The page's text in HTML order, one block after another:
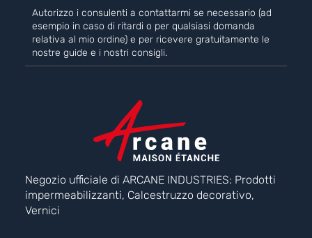
Autorizzo i consulenti a contattarmi se necessario (ad
esempio in caso di ritardi o per qualsiasi domanda
relativa al mio ordine) e per ricevere gratuitamente le
nostre guide e i nostri consigli.
Negozio ufficiale di ARCANE INDUSTRIES: Prodotti
impermeabilizzanti, Calcestruzzo decorativo,
Vernici